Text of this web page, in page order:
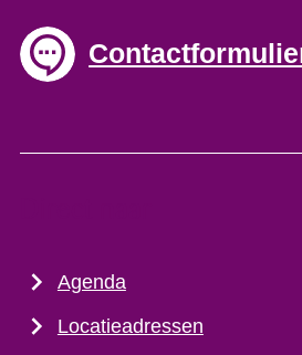
Agenda
Locatieadressen